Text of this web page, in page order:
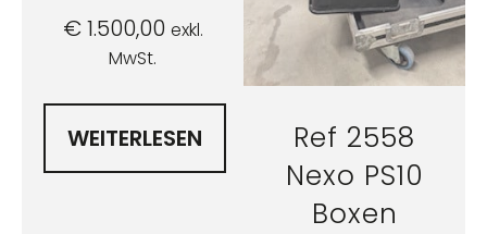
€1.500,00 exkl.
MwSt.
WEITERLESEN
Ref 2558
Nexo PS10
Boxen